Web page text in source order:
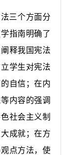
三个方面分
指南明确了
释我国宪法
学生对宪法
自信；在内
内容的强调
社会主义制
成就；在方
点方法，使